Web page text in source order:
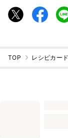
TOP レシピカード